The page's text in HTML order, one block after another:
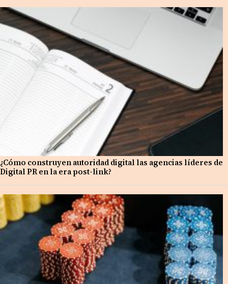
¿Cómo construyen autoridad digital las agencias líderes de
Digital PR en la era post-link?